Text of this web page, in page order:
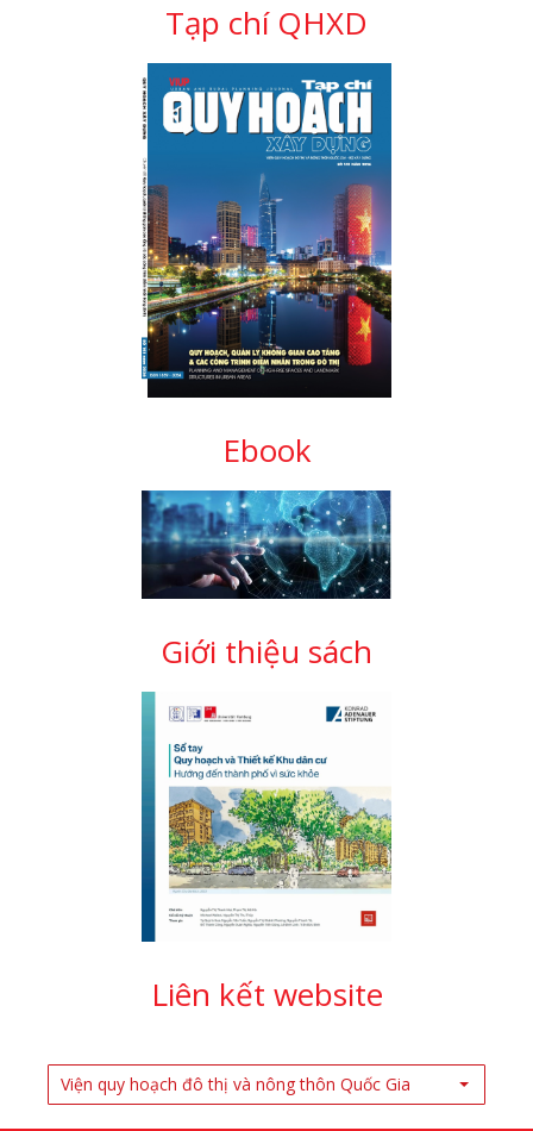
Tạp chí QHXD
Ebook
Giới thiệu sách
Liên kết website
Viện quy hoạch đô thị và nông thôn Quốc Gia